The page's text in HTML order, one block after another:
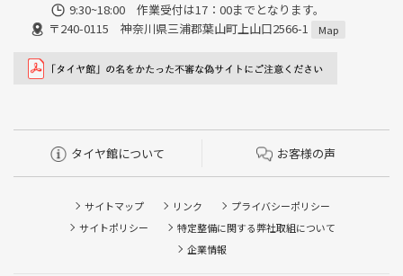
9:30~18:00 作業受付は17：00までとなります。
〒240-0115 神奈川県三浦郡葉山町上山口2566-1
Map
タイヤ館について お客様の声
サイトマップ リンク
プライバシーポリシー
サイトポリシー
特定整備に関する弊社取組について
企業情報